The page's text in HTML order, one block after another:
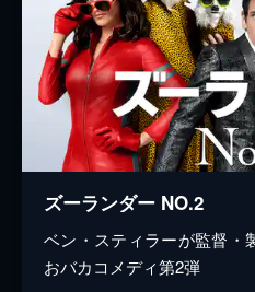
ズーランダー NO.2
ベン・スティラーが監督・
おバカコメディ第2弾